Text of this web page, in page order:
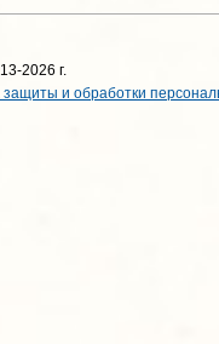
2026 г.
защиты и обработки